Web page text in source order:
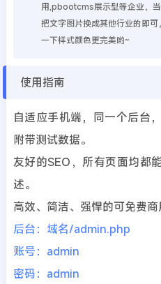
用,pbootcms展示型等企业，
把文字图片换成其他行业的即
一下样式颜色更完美哟~
使用指南
自适应手机端，同一个后台
附带测试数据。
友好的SEO，所有页面均都
述。
高效、简洁、强悍的可免费商
后台：域名/admin.php
账号：admin
密码：admin